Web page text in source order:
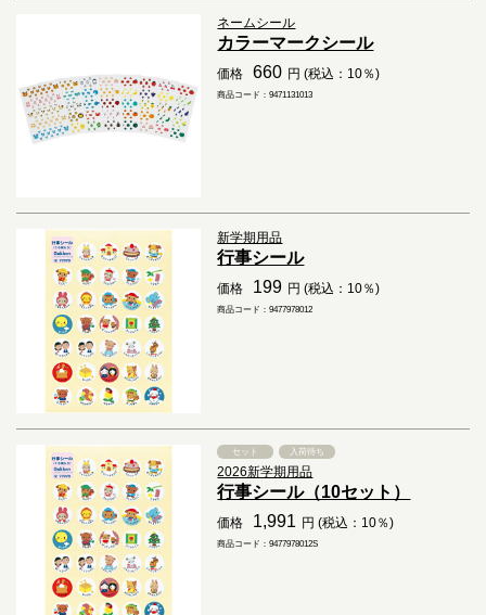
ネームシール
カラーマークシール
価格 660 円 (税込：10％)
商品コード：9471131013
新学期用品
行事シール
価格 199 円 (税込：10％)
商品コード：9477978012
セット 入荷待ち
2026新学期用品
行事シール（10セット）
価格 1,991 円 (税込：10％)
商品コード：9477978012S